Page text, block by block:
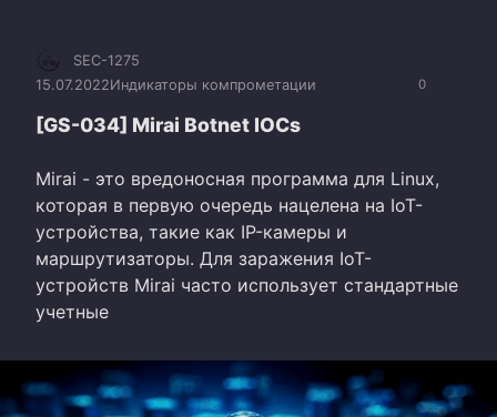
0
SEC-1275
15.07.2022Индикаторы компрометации
[GS-034] Mirai Botnet IOCs
Mirai - это вредоносная программа для Linux,
которая в первую очередь нацелена на IoT-
устройства, такие как IP-камеры и
маршрутизаторы. Для заражения IoT-
устройств Mirai часто использует стандартные
учетные